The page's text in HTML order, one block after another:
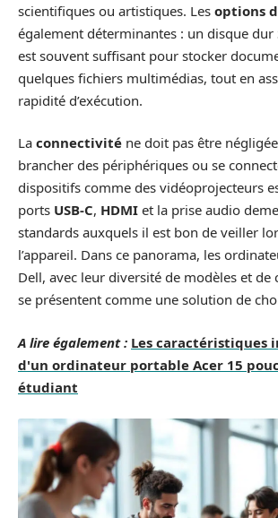
scientifiques ou artistiques. Les options
également déterminantes : un disque dur
est souvent suffisant pour stocker
quelques fichiers multimédias, tout en
rapidité d’exécution.
La connectivité ne doit pas être
brancher des périphériques ou se
dispositifs comme des vidéoprojecteurs
ports USB-C, HDMI et la prise audio
standards auxquels il est bon de veiller
l’appareil. Dans ce panorama, les
Dell, avec leur diversité de modèles et de
se présentent comme une solution de
A lire également : Les caractéristiques
d'un ordinateur portable Acer 15
étudiant